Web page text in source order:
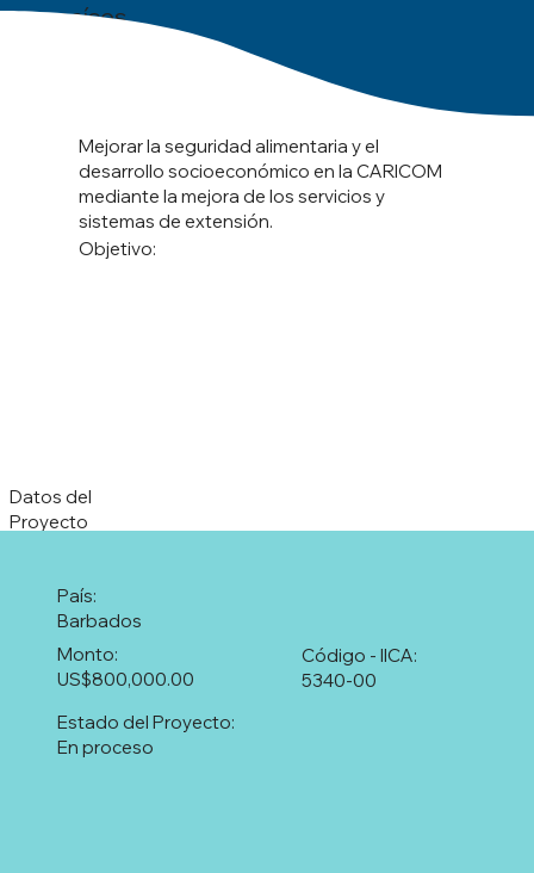
países.
Objetivo:
Mejorar la seguridad alimentaria y el
desarrollo socioeconómico en la CARICOM
mediante la mejora de los servicios y
sistemas de extensión.
Datos del
Proyecto
País:
Barbados
5340-00
Código - IICA:
US$800,000.00
Monto:
En proceso
Estado del Proyecto: